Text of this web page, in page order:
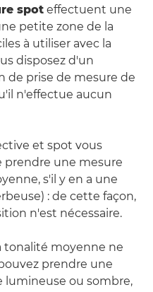
spot effectuent une
petite zone de la
à utiliser avec la
disposez d'un
de prise de mesure de
n'effectue aucun
et spot vous
une mesure
s'il y en a une
: de cette façon,
n'est nécessaire.
tonalité moyenne ne
prendre une
lumineuse ou sombre,